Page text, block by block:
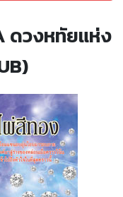
ดวงหทัยแห่ง